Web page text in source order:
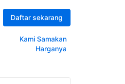
Daftar sekarang
Kami Samakan
Harganya